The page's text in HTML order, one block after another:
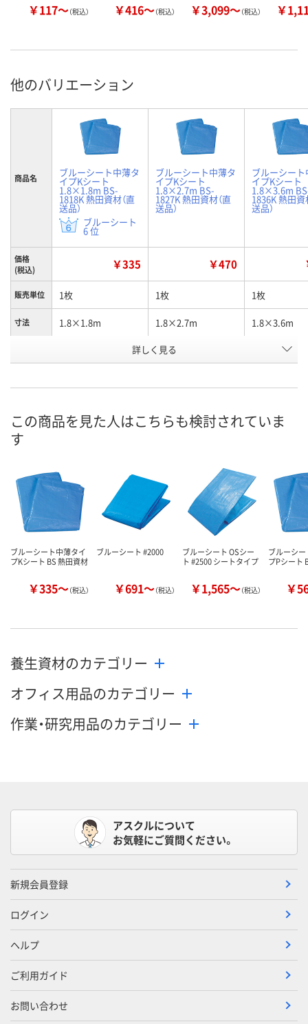
￥117～（税込） ￥416～（税込） ￥3,099～（税込） ￥
他のバリエーション
商品名 ブルーシート中薄タ
イプKシート
1.8×1.8m BS-
1818K 熱田資材（直
送品）
ブルーシート
6 位
ブルーシート中薄タ
イプKシート
1.8×2.7m BS-
1827K 熱田資材（直
送品）
ブルーシー
イプKシート
1.8×3.6m
1836K 熱田資
送品）
価格
(税込)
￥335 ￥470
販売単位 1枚 1枚 1枚
寸法 1.8×1.8m 1.8×2.7m 1.8×3.6m
P195676 P195677
カゴへ カゴへ カ
詳しく見る
この商品を見た人はこちらも検討されていま
す
ブルーシート中薄タイ
プKシート BS 熱田資材
￥335～（税込）
ブルーシート #2000
￥691～（税込）
ブルーシート OSシー
ト #2500 シートタイプ
￥1,565～（税込）
ブルーシ
プPシート
￥
養生資材のカテゴリー
オフィス用品のカテゴリー
作業・研究用品のカテゴリー
アスクルについて
お気軽にご質問ください。
新規会員登録
ログイン
ヘルプ
ご利用ガイド
お問い合わせ